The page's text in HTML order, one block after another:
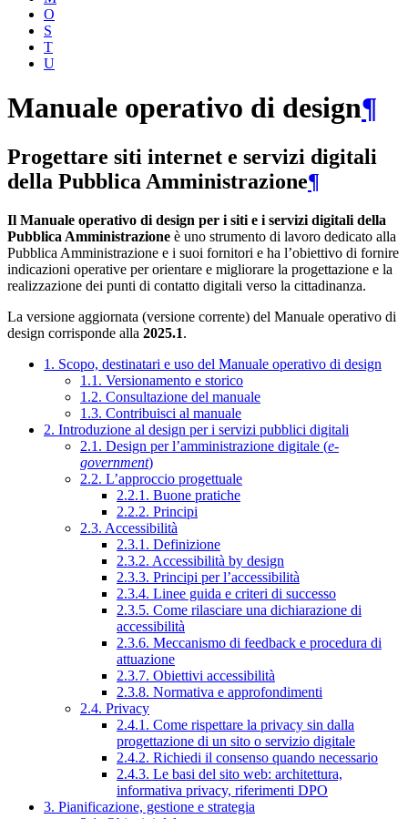
O
S
T
U
Manuale operativo di design¶
Progettare siti internet e servizi digitali
della Pubblica Amministrazione¶
Il Manuale operativo di design per i siti e i servizi digitali della
Pubblica Amministrazione è uno strumento di lavoro dedicato alla
Pubblica Amministrazione e i suoi fornitori e ha l’obiettivo di fornire
indicazioni operative per orientare e migliorare la progettazione e la
realizzazione dei punti di contatto digitali verso la cittadinanza.
La versione aggiornata (versione corrente) del Manuale operativo di
design corrisponde alla 2025.1.
1. Scopo, destinatari e uso del Manuale operativo di design
1.1. Versionamento e storico
1.2. Consultazione del manuale
1.3. Contribuisci al manuale
2. Introduzione al design per i servizi pubblici digitali
2.1. Design per l’amministrazione digitale (e-
government)
2.2. L’approccio progettuale
2.2.1. Buone pratiche
2.2.2. Principi
2.3. Accessibilità
2.3.1. Definizione
2.3.2. Accessibilità by design
2.3.3. Principi per l’accessibilità
2.3.4. Linee guida e criteri di successo
2.3.5. Come rilasciare una dichiarazione di
accessibilità
2.3.6. Meccanismo di feedback e procedura di
attuazione
2.3.7. Obiettivi accessibilità
2.3.8. Normativa e approfondimenti
2.4. Privacy
2.4.1. Come rispettare la privacy sin dalla
progettazione di un sito o servizio digitale
2.4.2. Richiedi il consenso quando necessario
2.4.3. Le basi del sito web: architettura,
informativa privacy, riferimenti DPO
3. Pianificazione, gestione e strategia